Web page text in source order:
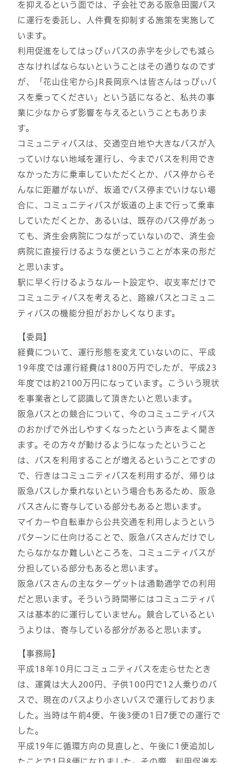
を抑えるという面では、子会社である阪急田園バス
に運行を委託し、人件費を抑制する施策を実施して
います。
利用促進をしてはっぴぃバスの赤字を少しでも減ら
さなければならないということはその通りなのです
が、「花山住宅からJR長岡京へは皆さんはっぴぃバ
スを乗ってください」という話になると、私共の事
業に少なからず影響を与えるということもありま
す。
コミュニティバスは、交通空白地や大きなバスが入
っていけない地域を運行し、今までバスを利用でき
なかった方に乗車していただくとか、バス停からそ
んなに距離がないが、坂道でバス停までいけない場
合に、コミュニティバスが坂道の上まで行って乗車
していただくとか、あるいは、既存のバス停があっ
ても、済生会病院につながっていないので、済生会
病院に直接行けるような便ということが本来の形だ
と思います。
駅に早く行けるようなルート設定や、収支率だけで
コミュニティバスを考えると、路線バスとコミュニ
ティバスの機能分担がおかしくなります。
【委員】
経費について、運行形態を変えていないのに、平成
19年度では運行経費は1800万円でしたが、平成23
年度では約2100万円になっています。こういう現状
を事業者として認識して頂きたいと思います。
阪急バスとの競合について、今のコミュニティバス
のおかげで外出しやすくなったという声をよく聞き
ます。その方々が動けるようになったということ
は、バスを利用することが増えるということですの
で、行きはコミュニティバスを利用するが、帰りは
阪急バスしか乗れないという場合もあるため、阪急
バスさんに寄与している部分もあると思います。
マイカーや自転車から公共交通を利用しようという
パターンに仕向けることで、阪急バスさんだけでし
たらなかなか難しいところを、コミュニティバスが
分担している部分もあると思います。
阪急バスさんの主なターゲットは通勤通学での利用
だと思います。そういう時間帯にはコミュニティバ
スは基本的に運行していません。競合しているとい
うよりは、寄与している部分があると思います。
【事務局】
平成18年10月にコミュニティバスを走らせたとき
は、運賃は大人200円、子供100円で12人乗りのバ
スで、現在のバスより小さいバスで運行しておりま
した。当時は午前4便、午後3便の1日7便での運行で
した。
平成19年に循環方向の見直しと、午後に1便追加し